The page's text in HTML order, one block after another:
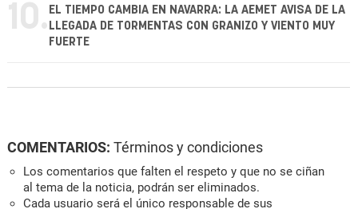
10. EL TIEMPO CAMBIA EN NAVARRA: LA AEMET AVISA DE LA
LLEGADA DE TORMENTAS CON GRANIZO Y VIENTO MUY
FUERTE
COMENTARIOS: Términos y condiciones
Los comentarios que falten el respeto y que no se ciñan
al tema de la noticia, podrán ser eliminados.
Cada usuario será el único responsable de sus